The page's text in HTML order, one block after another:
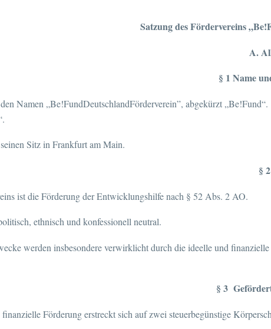
Satzung des Fördervereins
A.
§ 1 Name
Namen „Be!FundDeutschlandFörderverein”, abgekürzt „Be!Fund“.
Sitz in Frankfurt am Main.
§
ist die Förderung der Entwicklungshilfe nach § 52 Abs. 2 AO.
ethnisch und konfessionell neutral.
werden insbesondere verwirklicht durch die ideelle und
§ 3
Förderung erstreckt sich auf zwei steuerbegünstige